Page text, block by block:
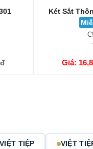
Két Sắt
Giá:
GIỎ HÀNG
VIỆT TIỆP VIỆT